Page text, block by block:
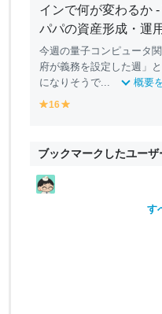
インで何が変わるか
パパの資産形成・運
今週の量子コンピュータ
府が義務を設定した週」
になりそうで...
概要
y
o
w
16
o
w
ブックマークしたユーザ
す